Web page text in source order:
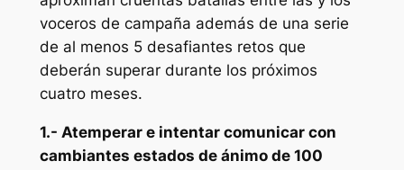
voceros de campaña además de una serie
de al menos 5 desafiantes retos que
deberán superar durante los próximos
cuatro meses.
1.- Atemperar e intentar comunicar con
cambiantes estados de ánimo de 100